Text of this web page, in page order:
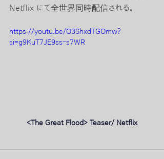
Netflix にて全世界同時配信される。
https://youtu.be/O3ShxdTGOmw?
si=g9KuT7JE9ss-s7WR
<The Great Flood> Teaser/ Netflix